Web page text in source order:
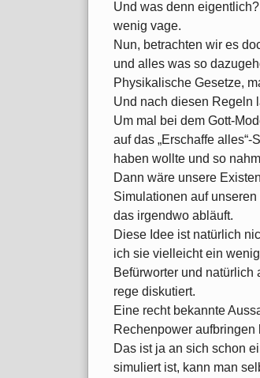
Und was denn
wenig vage.
Nun, betrachten wir es
und alles was so
Physikalische Gesetze,
Und nach diesen Regeln
Um mal bei dem Gott-
auf das „Erschaffe
haben wollte und so
Dann wäre unsere
Simulationen auf
das irgendwo abläuft.
Diese Idee ist natürlich
ich sie vielleicht ein
Befürworter und
rege diskutiert.
Eine recht bekannte
Rechenpower
Das ist ja an sich schon
simuliert ist, kann man